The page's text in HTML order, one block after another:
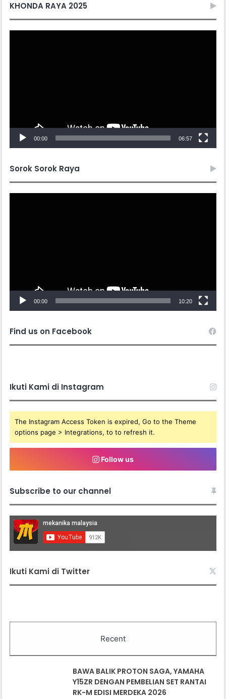
KHONDA RAYA 2025
00:00 06:57
Sorok Sorok Raya
00:00 10:20
Find us on Facebook
Ikuti Kami di Instagram
The Instagram Access Token is expired, Go to the Theme
options page > Integrations, to to refresh it.
Follow us
Subscribe to our channel
Ikuti Kami di Twitter
Recent
BAWA BALIK PROTON SAGA, YAMAHA
Y15ZR DENGAN PEMBELIAN SET RANTAI
RK-M EDISI MERDEKA 2026